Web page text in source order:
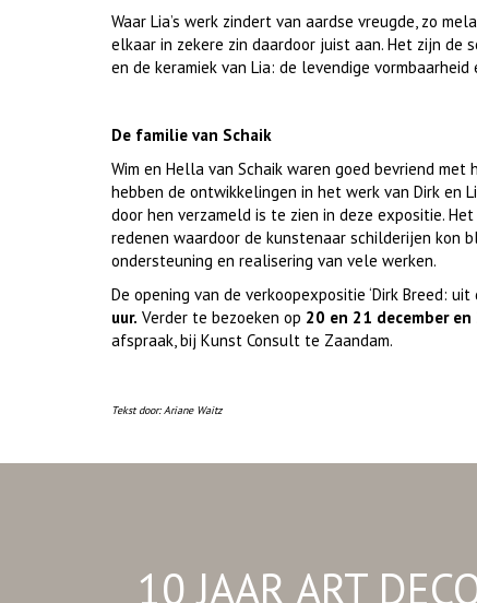
Waar Lia’s werk zindert van aardse vreugde, zo
elkaar in zekere zin daardoor juist aan. Het zijn
en de keramiek van Lia: de levendige
De familie van Schaik
Wim en Hella van Schaik waren goed bevriend
hebben de ontwikkelingen in het werk van Dirk en
door hen verzameld is te zien in deze expositie.
redenen waardoor de kunstenaar schilderijen kon
ondersteuning en realisering van vele werken.
De opening van de verkoopexpositie ‘Dirk Breed:
uur. Verder te bezoeken op 20 en 21 december
afspraak, bij Kunst Consult te Zaandam.
Tekst door: Ariane Waitz
10 JAAR ART